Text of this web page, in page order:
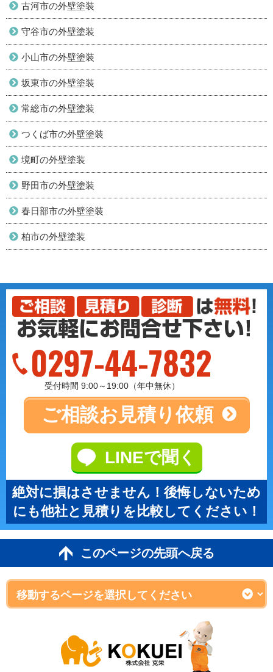
古河市の外壁塗装
守谷市の外壁塗装
小山市の外壁塗装
坂東市の外壁塗装
常総市の外壁塗装
つくば市の外壁塗装
境町の外壁塗装
野田市の外壁塗装
春日部市の外壁塗装
柏市の外壁塗装
0297-44-7832
受付時間 9:00～19:00（年中無休）
ご相談お見積り依頼
LINEで聞く
絶対に損はさせません！後悔しないため
にも他社と見積りを比較してください！
このページの先頭へ戻る